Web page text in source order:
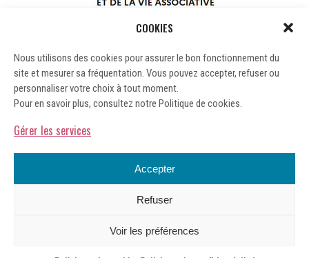
COOKIES
Nous utilisons des cookies pour assurer le bon fonctionnement du
site et mesurer sa fréquentation. Vous pouvez accepter, refuser ou
personnaliser votre choix à tout moment.
Pour en savoir plus, consultez notre Politique de cookies.
Gérer les services
Accepter
Refuser
Voir les préférences
Gérer les cookies